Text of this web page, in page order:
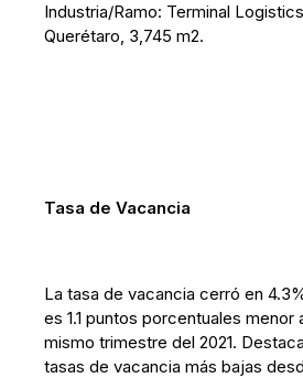
Industria/Ramo: Terminal
Querétaro, 3,745 m2.
Tasa de Vacancia
La tasa de vacancia cerró en
es 1.1 puntos porcentuales menor
mismo trimestre del 2021.
tasas de vacancia más bajas